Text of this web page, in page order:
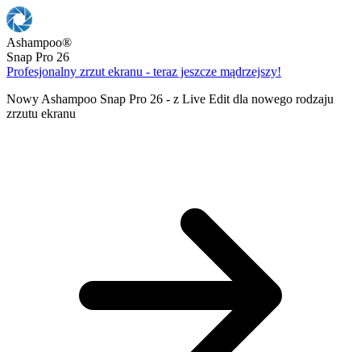
Ashampoo®
Snap Pro 26
Profesjonalny zrzut ekranu - teraz jeszcze mądrzejszy!
Nowy Ashampoo Snap Pro 26 - z Live Edit dla nowego rodzaju
zrzutu ekranu